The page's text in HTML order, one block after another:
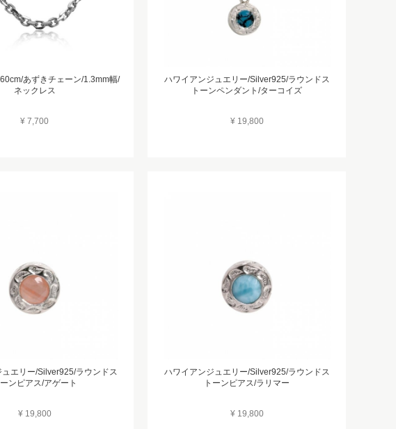
あずきチェーン/1.3mm幅/
ネックレス
¥ 7,700
ハワイアンジュエリー/Silver925/ラウンドス
トーンペンダント/ターコイズ
¥ 19,800
エリー/Silver925/ラウンドス
ーンピアス/アゲート
¥ 19,800
ハワイアンジュエリー/Silver925/ラウンドス
トーンピアス/ラリマー
¥ 19,800